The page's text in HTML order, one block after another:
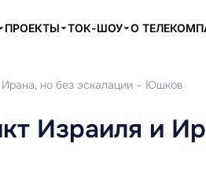
ПРОЕКТЫ ТОК-ШОУ О
но без эскалации – Юшков
Израиля и